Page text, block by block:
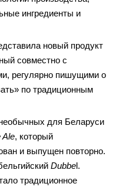
ингредиенты и
новый продукт
совместно с
регулярно пишущими о
по традиционным
для Беларуси
Ale, который
и выпущен повторно.
Dubbel.
традиционное